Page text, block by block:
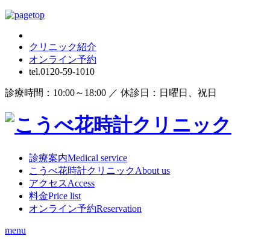
クリニック紹介
オンライン予約
tel.0120-59-1010
診療時間：10:00～18:00 ／ 休診日：日曜日、祝日
診療案内Medical service
こうべ花時計クリニックAbout us
アクセスAccess
料金Price list
オンライン予約Reservation
menu